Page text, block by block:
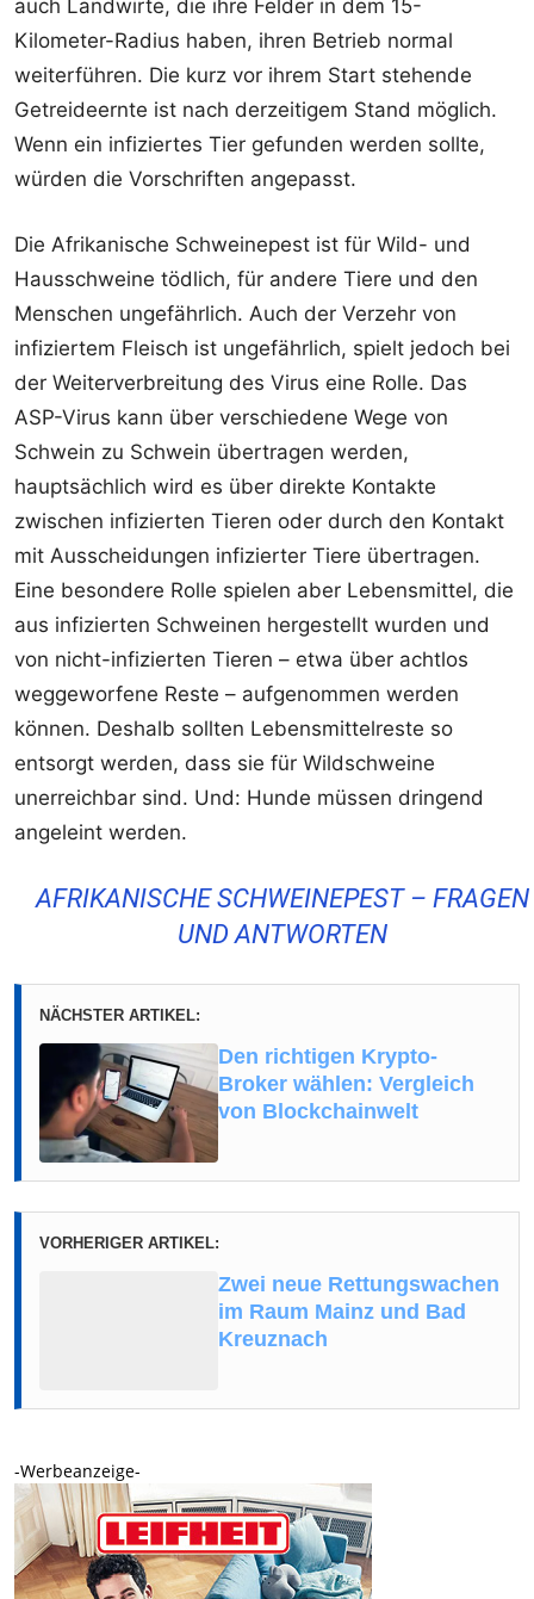
auch Landwirte, die ihre Felder in dem 15-
Kilometer-Radius haben, ihren Betrieb normal
weiterführen. Die kurz vor ihrem Start stehende
Getreideernte ist nach derzeitigem Stand möglich.
Wenn ein infiziertes Tier gefunden werden sollte,
würden die Vorschriften angepasst.
Die Afrikanische Schweinepest ist für Wild- und
Hausschweine tödlich, für andere Tiere und den
Menschen ungefährlich. Auch der Verzehr von
infiziertem Fleisch ist ungefährlich, spielt jedoch bei
der Weiterverbreitung des Virus eine Rolle. Das
ASP-Virus kann über verschiedene Wege von
Schwein zu Schwein übertragen werden,
hauptsächlich wird es über direkte Kontakte
zwischen infizierten Tieren oder durch den Kontakt
mit Ausscheidungen infizierter Tiere übertragen.
Eine besondere Rolle spielen aber Lebensmittel, die
aus infizierten Schweinen hergestellt wurden und
von nicht-infizierten Tieren – etwa über achtlos
weggeworfene Reste – aufgenommen werden
können. Deshalb sollten Lebensmittelreste so
entsorgt werden, dass sie für Wildschweine
unerreichbar sind. Und: Hunde müssen dringend
angeleint werden.
AFRIKANISCHE SCHWEINEPEST – FRAGEN
UND ANTWORTEN
NÄCHSTER ARTIKEL:
Den richtigen Krypto-
Broker wählen: Vergleich
von Blockchainwelt
VORHERIGER ARTIKEL:
Zwei neue Rettungswachen
im Raum Mainz und Bad
Kreuznach
-Werbeanzeige-